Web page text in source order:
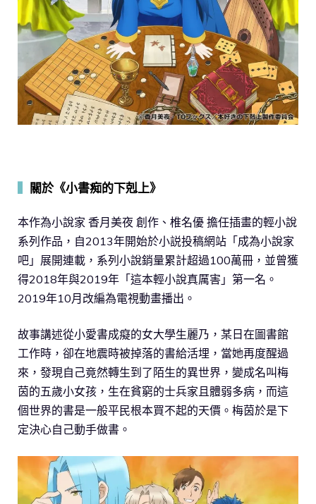
關於《小書痴的下剋上》
本作為小說家 香月美夜 創作、椎名優 擔任插畫的輕小說
系列作品，自2013年開始於小説投稿網站「成為小說家
吧」展開連載，系列小說銷量累計超過100萬冊，並曾獲
得2018年與2019年「這本輕小說真厲害」第一名。
2019年10月改編為電視動畫播出。
故事講述從小愛書成癡的女大學生麗乃，某日在圖書館
工作時，卻在地震時被掉落的書給活埋，當她再度醒過
來，發現自己竟然轉生到了陌生的異世界，變成名叫梅
茵的五歲小女孩，生在貧窮的士兵家且體弱多病，而這
個世界的書是一般平民根本買不起的天價。梅茵於是下
定決心自己動手做書。